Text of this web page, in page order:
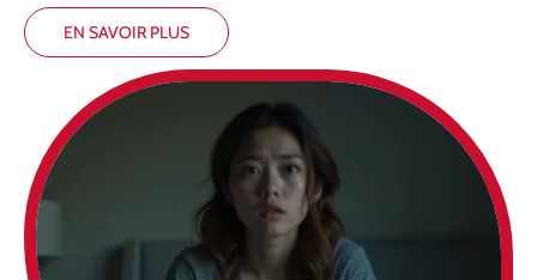
EN SAVOIR PLUS